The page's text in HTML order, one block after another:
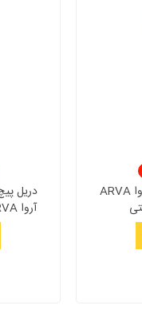
کارواش خانگی 110 بار ذغالی آروا ARVA
آروا ARVA مدل 5843 با 12 ماه گارانتی